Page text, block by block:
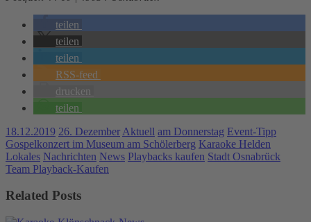
teilen
teilen
teilen
RSS-feed
drucken
teilen
18.12.2019 26. Dezember Aktuell am Donnerstag Event-Tipp
Gospelkonzert im Museum am Schölerberg Karaoke Helden
Lokales Nachrichten News Playbacks kaufen Stadt Osnabrück
Team Playback-Kaufen
Related Posts